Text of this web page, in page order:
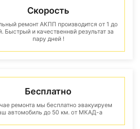
Скорость
ремонт АКПП производится от 1 до
Быстрый и качественнвй результат за
пару дней !
Бесплатно
ремонта мы бесплатно эвакуируем
автомобиль до 50 км. от МКАД-а